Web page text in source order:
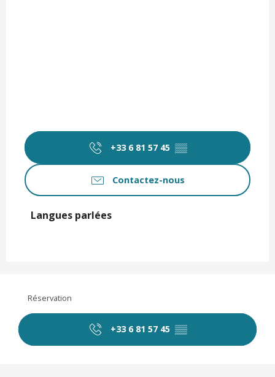
+33 6 81 57 45 ▒▒
Contactez-nous
Langues parlées
Langues parlées
Réservation
+33 6 81 57 45 ▒▒